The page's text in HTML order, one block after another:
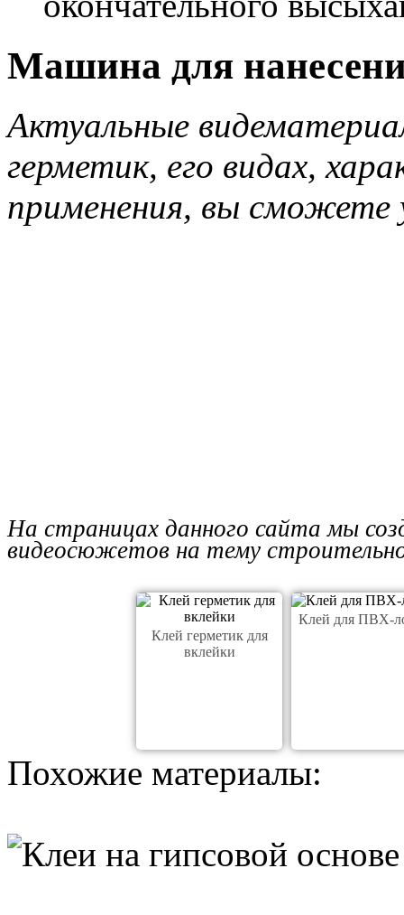
Машина для
Актуальные
герметик, его видах,
применения, вы сможете
На страницах данного сайта мы
видеосюжетов на тему
Клей герметик для
вклейки
Клей для ПВХ-
Похожие материалы: